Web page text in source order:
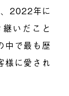
2022年に
いだこと
中で最も歴
様に愛され